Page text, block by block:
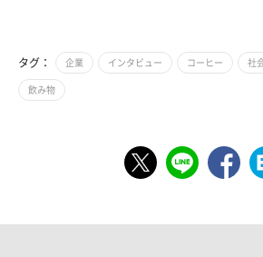
タグ： 企業 インタビュー コーヒー 社
飲み物